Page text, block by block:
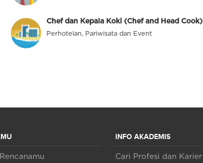
Chef dan Kepala Koki (Chef and Head Cook)
Perhotelan, Pariwisata dan Event
INFO AKADEMIS
Cari Profesi dan Karier